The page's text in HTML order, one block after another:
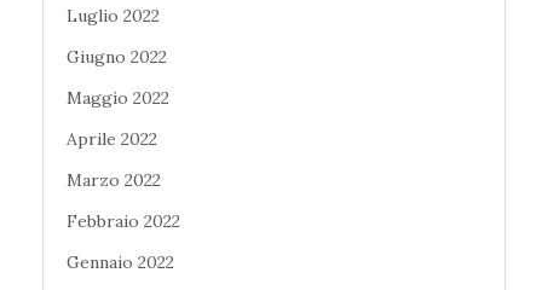
Luglio 2022
Giugno 2022
Maggio 2022
Aprile 2022
Marzo 2022
Febbraio 2022
Gennaio 2022